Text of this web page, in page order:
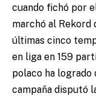
cuando fichó por
marchó al Rekord
últimas cinco
en liga en 159
polaco ha
campaña disputó